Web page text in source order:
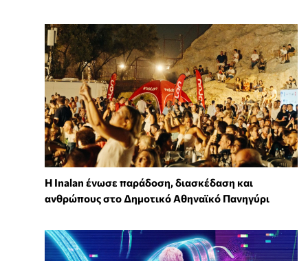
Η Inalan ένωσε παράδοση, διασκέδαση και
ανθρώπους στο Δημοτικό Αθηναϊκό Πανηγύρι